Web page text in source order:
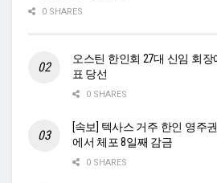
0 SHARES
오스틴 한인회 27대 신임 회
표 당선
0 SHARES
[속보] 텍사스 거주 한인 영주
에서 체포 8일째 감금
0 SHARES